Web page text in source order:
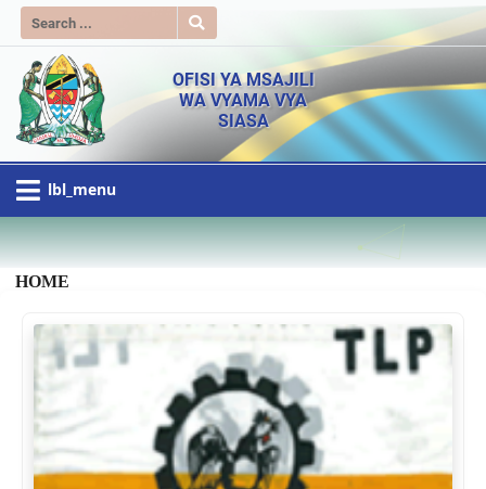
OFISI YA MSAJILI
WA VYAMA VYA
SIASA
lbl_menu
HOME